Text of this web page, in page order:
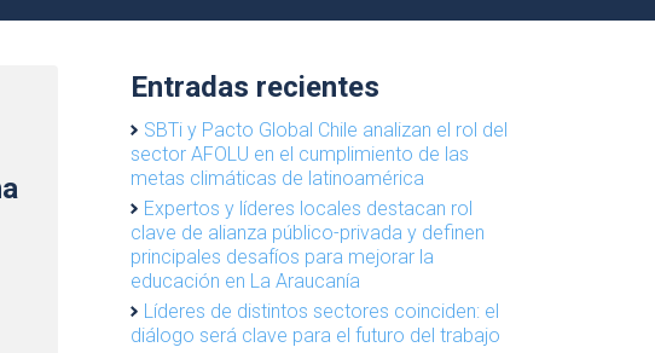
Entradas recientes
SBTi y Pacto Global Chile analizan el rol del
sector AFOLU en el cumplimiento de las
metas climáticas de latinoamérica
Expertos y líderes locales destacan rol
clave de alianza público-privada y definen
principales desafíos para mejorar la
educación en La Araucanía
Líderes de distintos sectores coinciden: el
diálogo será clave para el futuro del trabajo